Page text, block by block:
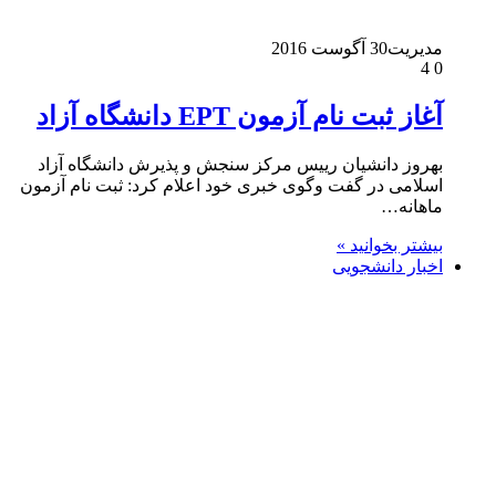
مدیریت30 آگوست 2016
0
آغاز ثبت نام آزمون EPT دانشگاه آزاد
بهروز دانشیان رییس مرکز سنجش و پذیرش دانشگاه آزاد
اسلامی در گفت وگوی خبری خود اعلام کرد: ثبت نام آزمون
ماهانه…
بیشتر بخوانید »
اخبار دانشجویی